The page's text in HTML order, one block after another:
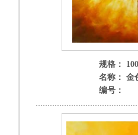
规格：
名称： 金
编号：